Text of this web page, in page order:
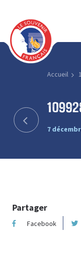
Accueil
7
Partager
Facebook